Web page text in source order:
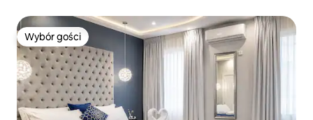
Wybór gości
Wybór gości